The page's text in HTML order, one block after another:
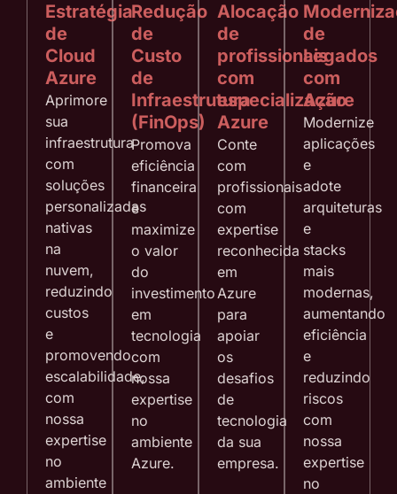
Estratégia
de
Cloud
Azure
Aprimore
sua
infraestrutura
com
soluções
personalizadas
nativas
na
nuvem,
reduzindo
custos
e
promovendo
escalabilidade,
com
nossa
expertise
no
ambiente
Redução
de
Custo
de
Infraestrutura
(FinOps)
Promova
eficiência
financeira
e
maximize
o valor
do
investimento
em
tecnologia
com
nossa
expertise
no
ambiente
Azure.
Alocação
de
profissionais
com
especialização
Azure
Conte
com
profissionais
com
expertise
reconhecida
em
Azure
para
apoiar
os
desafios
de
tecnologia
da sua
empresa.
de
Legados
com
Azure
Modernize
aplicações
e
adote
arquiteturas
e
stacks
mais
modernas,
aumentando
eficiência
e
reduzindo
riscos
com
nossa
expertise
no